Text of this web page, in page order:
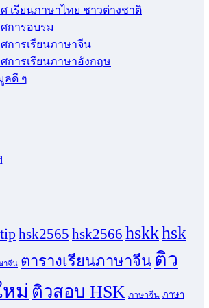
เรียนภาษาไทย ชาวต่างชาติ
การอบรม
การเรียนภาษาจีน
การเรียนภาษาอังกฤษ
ลดี ๆ
hsk2565 hsk2566 hskkhsk
าจีน ตารางเรียนภาษาจีน ติว
หม่ ติวสอบ HSK ภาษาจีน ภาษา